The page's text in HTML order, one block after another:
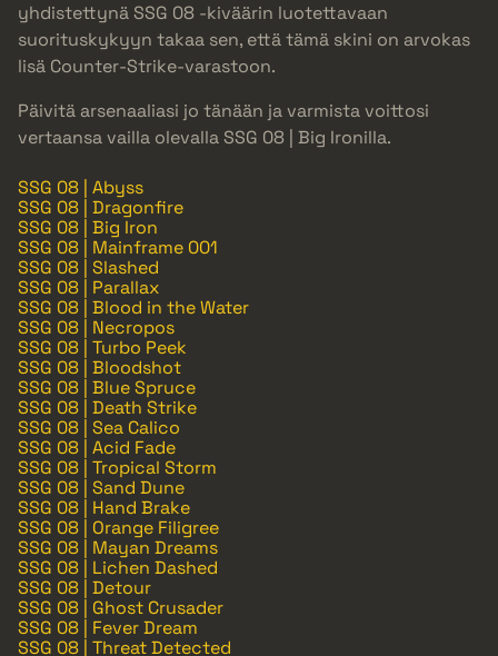
yhdistettynä SSG 08 -kiväärin luotettavaan
suorituskykyyn takaa sen, että tämä skini on arvokas
lisä Counter-Strike-varastoon.
Päivitä arsenaaliasi jo tänään ja varmista voittosi
vertaansa vailla olevalla SSG 08 | Big Ironilla.
SSG 08 | Abyss
SSG 08 | Dragonfire
SSG 08 | Big Iron
SSG 08 | Mainframe 001
SSG 08 | Slashed
SSG 08 | Parallax
SSG 08 | Blood in the Water
SSG 08 | Necropos
SSG 08 | Turbo Peek
SSG 08 | Bloodshot
SSG 08 | Blue Spruce
SSG 08 | Death Strike
SSG 08 | Sea Calico
SSG 08 | Acid Fade
SSG 08 | Tropical Storm
SSG 08 | Sand Dune
SSG 08 | Hand Brake
SSG 08 | Orange Filigree
SSG 08 | Mayan Dreams
SSG 08 | Lichen Dashed
SSG 08 | Detour
SSG 08 | Ghost Crusader
SSG 08 | Fever Dream
SSG 08 | Threat Detected